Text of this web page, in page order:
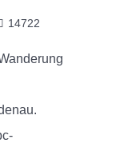
14722